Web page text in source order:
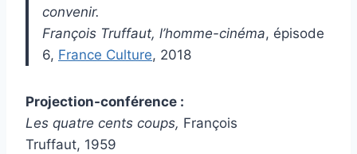
convenir.
François Truffaut, l’homme-cinéma, épisode
6, France Culture, 2018
Projection-conférence :
Les quatre cents coups, François
Truffaut, 1959